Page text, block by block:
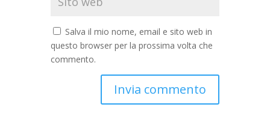
Salva il mio nome, email e sito web in
questo browser per la prossima volta che
commento.